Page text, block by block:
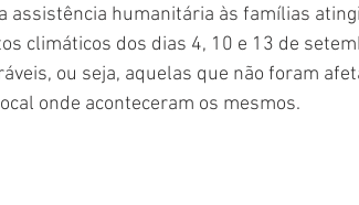
assistência humanitária às famílias
climáticos dos dias 4, 10 e 13 de
ou seja, aquelas que não foram
onde aconteceram os mesmos.